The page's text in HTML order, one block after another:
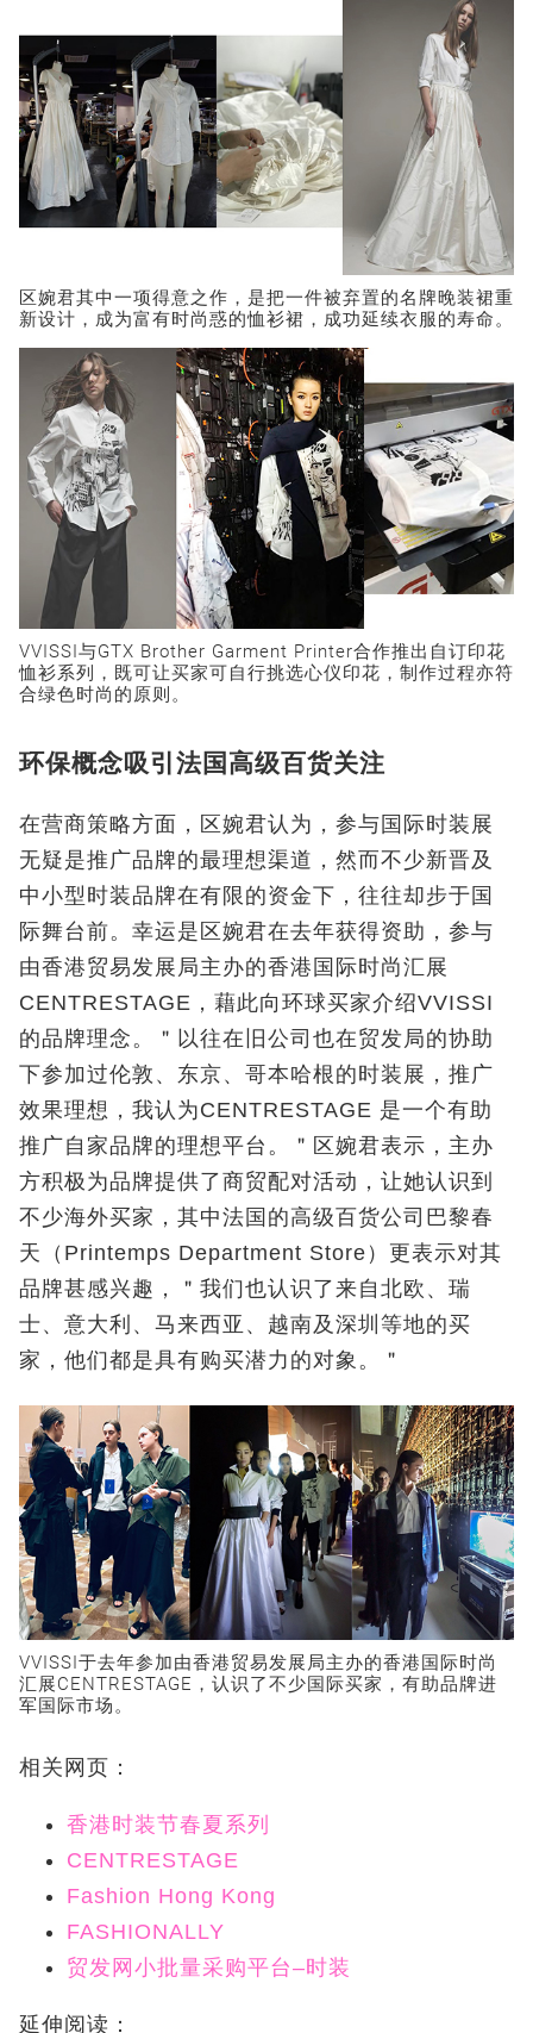
区婉君其中一项得意之作，是把一件被弃置的名牌晚装裙重
新设计，成为富有时尚惑的恤衫裙，成功延续衣服的寿命。
VVISSI与GTX Brother Garment Printer合作推出自订印花
恤衫系列，既可让买家可自行挑选心仪印花，制作过程亦符
合绿色时尚的原则。
环保概念吸引法国高级百货关注
在营商策略方面，区婉君认为，参与国际时装展
无疑是推广品牌的最理想渠道，然而不少新晋及
中小型时装品牌在有限的资金下，往往却步于国
际舞台前。幸运是区婉君在去年获得资助，参与
由香港贸易发展局主办的香港国际时尚汇展
CENTRESTAGE，藉此向环球买家介绍VVISSI
的品牌理念。＂以往在旧公司也在贸发局的协助
下参加过伦敦、东京、哥本哈根的时装展，推广
效果理想，我认为CENTRESTAGE 是一个有助
推广自家品牌的理想平台。＂区婉君表示，主办
方积极为品牌提供了商贸配对活动，让她认识到
不少海外买家，其中法国的高级百货公司巴黎春
天（Printemps Department Store）更表示对其
品牌甚感兴趣，＂我们也认识了来自北欧、瑞
士、意大利、马来西亚、越南及深圳等地的买
家，他们都是具有购买潜力的对象。＂
VVISSI于去年参加由香港贸易发展局主办的香港国际时尚
汇展CENTRESTAGE，认识了不少国际买家，有助品牌进
军国际市场。
相关网页：
香港时装节春夏系列
CENTRESTAGE
Fashion Hong Kong
FASHIONALLY
贸发网小批量采购平台–时装
延伸阅读：